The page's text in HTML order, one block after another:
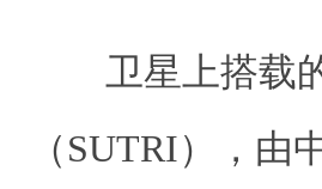
卫星上搭载的
（SUTRI），